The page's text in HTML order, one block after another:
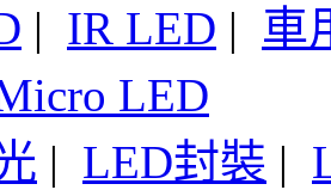
| IR LED | 車
LED
| LED封裝 |